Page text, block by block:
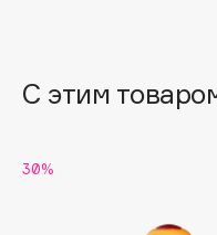
Beverly Hills Polo Club
Bioderma
С этим
30%